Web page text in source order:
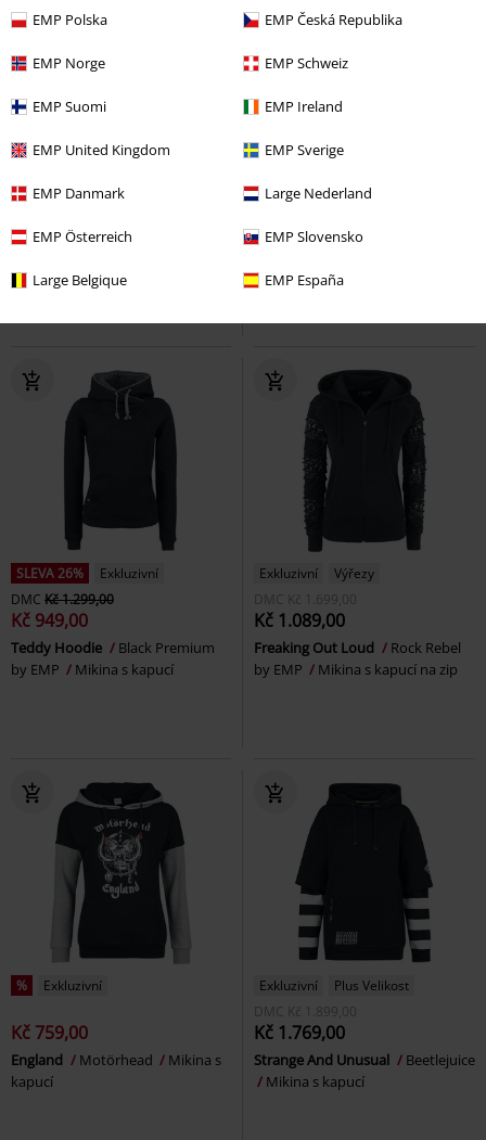
EMP Polska EMP Česká Republika
EMP Norge EMP Schweiz
EMP Suomi EMP Ireland
EMP United Kingdom EMP Sverige
EMP Danmark Large Nederland
EMP Österreich EMP Slovensko
Large Belgique EMP España
Plus Size
Kč 1.629,00
Fan Bundle Ghost
% Exkluzivní
Kč 1.169,00
Warpig Flames
SLEVA 26%
Exkluzivní
DMC Kč 1.299,00
Kč 949,00
Teddy Hoodie
Black Premium
by EMP
Mikina s kapucí
Exkluzivní
Výřezy
DMC
Kč 1.699,00
Kč 1.089,00
Freaking Out Loud
Rock Rebel
by EMP
Mikina s kapucí na zip
% Exkluzivní
Kč 759,00
England Motörhead
Mikina s
kapucí
Exkluzivní
Plus Velikost
DMC
Kč 1.899,00
Kč 1.769,00
Strange And Unusual
Beetlejuice
Mikina s kapucí